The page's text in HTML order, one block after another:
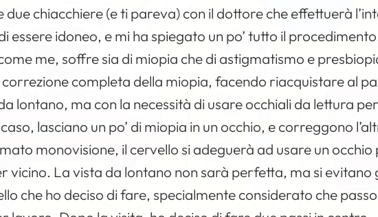
chiacchiere (e ti pareva) con il dottore che effettuerà
essere idoneo, e mi ha spiegato un po’ tutto il
me, soffre sia di miopia che di astigmatismo e
completa della miopia, facendo riacquistare al
lontano, ma con la necessità di usare occhiali da lettura
lasciano un po’ di miopia in un occhio, e correggono
monovisione, il cervello si adeguerà ad usare un occhio
vicino. La vista da lontano non sarà perfetta, ma si evitano
che ho deciso di fare, specialmente considerato che